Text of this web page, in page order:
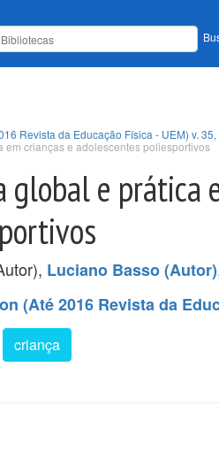
Revista da Educação Física - UEM) v. 35,
crianças e adolescentes poliesportivos
global e prática
Luciano Basso (Autor)
(Até 2016 Revista da
criança